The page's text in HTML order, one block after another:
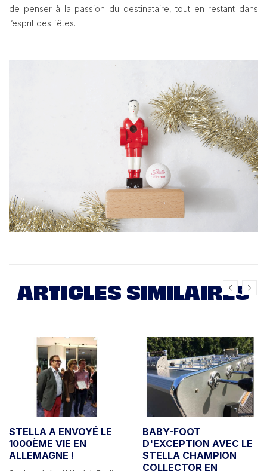
de penser à la passion du destinataire, tout en restant dans
l’esprit des fêtes.
ARTICLES SIMILAIRES
STELLA A ENVOYÉ LE
1000ÈME VIE EN
ALLEMAGNE !
BABY-FOOT
D'EXCEPTION AVEC LE
STELLA CHAMPION
COLLECTOR EN